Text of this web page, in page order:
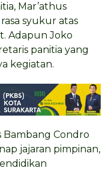
Mar’athus
syukur atas
Adapun Joko
panitia yang
kegiatan.
Bambang Condro
jajaran pimpinan,